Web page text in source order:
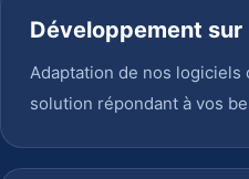
Développement sur
Adaptation de nos logiciels
solution répondant à vos